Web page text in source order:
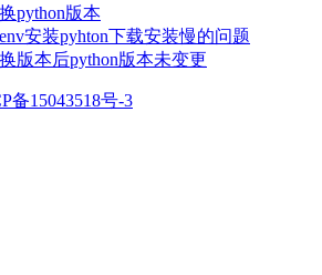
python版本
安装pyhton下载安装慢的问题
版本后python版本未变更
备15043518号-3